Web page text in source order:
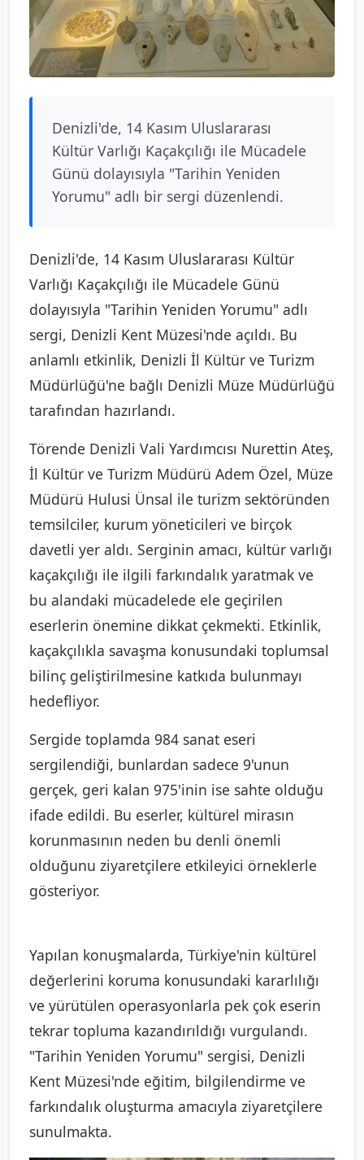
Denizli'de, 14 Kasım Uluslararası
Kültür Varlığı Kaçakçılığı ile Mücadele
Günü dolayısıyla "Tarihin Yeniden
Yorumu" adlı bir sergi düzenlendi.
Denizli'de, 14 Kasım Uluslararası Kültür
Varlığı Kaçakçılığı ile Mücadele Günü
dolayısıyla "Tarihin Yeniden Yorumu" adlı
sergi, Denizli Kent Müzesi'nde açıldı. Bu
anlamlı etkinlik, Denizli İl Kültür ve Turizm
Müdürlüğü'ne bağlı Denizli Müze Müdürlüğü
tarafından hazırlandı.
Törende Denizli Vali Yardımcısı Nurettin Ateş,
İl Kültür ve Turizm Müdürü Adem Özel, Müze
Müdürü Hulusi Ünsal ile turizm sektöründen
temsilciler, kurum yöneticileri ve birçok
davetli yer aldı. Serginin amacı, kültür varlığı
kaçakçılığı ile ilgili farkındalık yaratmak ve
bu alandaki mücadelede ele geçirilen
eserlerin önemine dikkat çekmekti. Etkinlik,
kaçakçılıkla savaşma konusundaki toplumsal
bilinç geliştirilmesine katkıda bulunmayı
hedefliyor.
Sergide toplamda 984 sanat eseri
sergilendiği, bunlardan sadece 9'unun
gerçek, geri kalan 975'inin ise sahte olduğu
ifade edildi. Bu eserler, kültürel mirasın
korunmasının neden bu denli önemli
olduğunu ziyaretçilere etkileyici örneklerle
gösteriyor.
Yapılan konuşmalarda, Türkiye'nin kültürel
değerlerini koruma konusundaki kararlılığı
ve yürütülen operasyonlarla pek çok eserin
tekrar topluma kazandırıldığı vurgulandı.
"Tarihin Yeniden Yorumu" sergisi, Denizli
Kent Müzesi'nde eğitim, bilgilendirme ve
farkındalık oluşturma amacıyla ziyaretçilere
sunulmakta.